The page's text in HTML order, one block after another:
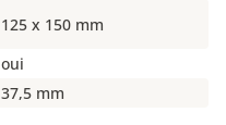
125 x 150 mm
oui
37,5 mm